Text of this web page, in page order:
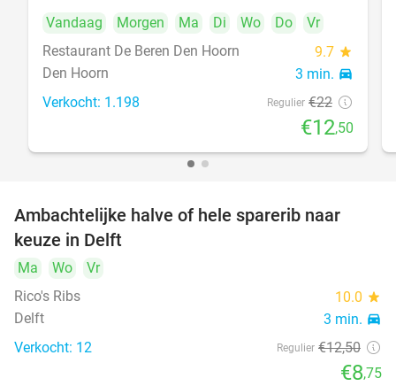
Vandaag Morgen Ma Di Wo Do
Vr
Restaurant De Beren Den Hoorn
9.7 star
Den Hoorn 3 min. directions_car
Verkocht: 1.198 Regulier €22
€12,50
Ambachtelijke halve of hele sparerib naar
keuze in Delft
Ma Wo
Vr
Rico's Ribs
10.0 star
Delft 3 min. directions_car
Verkocht: 12 Regulier €12,50
€8,75